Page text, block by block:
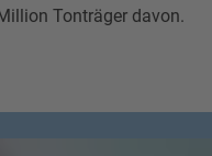
Tonträger davon.